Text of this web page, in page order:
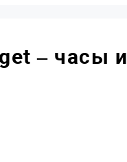
– часы и